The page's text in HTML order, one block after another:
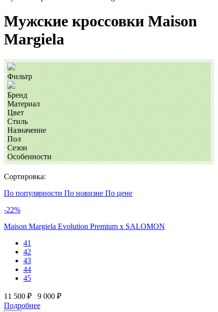
Мужские кроссовки Maison
Margiela
Фильтр
Бренд
Материал
Цвет
Стиль
Назначение
Пол
Сезон
Особенности
Сортировка:
По популярности По новизне По цене
-22%
Maison Margiela Evolution Premium х SALOMON
41
42
43
44
45
11 500 ₽
9 000 ₽
Подробнее